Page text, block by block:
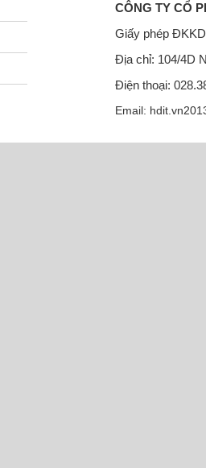
CÔNG TY CỔ
Giấy phép
Địa chỉ: 104/4D
Điện thoại:
Email: